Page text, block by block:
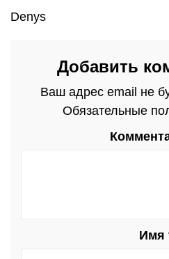
Denys
Добавить
Ваш адрес email не
Обязательные
Имя